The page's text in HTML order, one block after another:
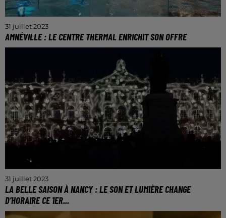
31 juillet 2023
AMNÉVILLE : LE CENTRE THERMAL ENRICHIT SON OFFRE
Les curistes peuvent à présent bénéficier de séances
à la carte de sophrologie et d’activités physiques
adaptées.
31 juillet 2023
LA BELLE SAISON À NANCY : LE SON ET LUMIÈRE CHANGE
D’HORAIRE CE 1ER...
Le vidéo-mapping sera projetée à 22h sur la Place